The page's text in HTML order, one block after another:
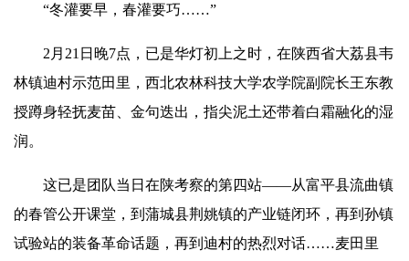
“冬灌要早，春灌要巧……”
2月21日晚7点，已是华灯初上之时，在陕西省大荔县韦
林镇迪村示范田里，西北农林科技大学农学院副院长王东教
授蹲身轻抚麦苗、金句迭出，指尖泥土还带着白霜融化的湿
润。
这已是团队当日在陕考察的第四站——从富平县流曲镇
的春管公开课堂，到蒲城县荆姚镇的产业链闭环，再到孙镇
试验站的装备革命话题，再到迪村的热烈对话……麦田里